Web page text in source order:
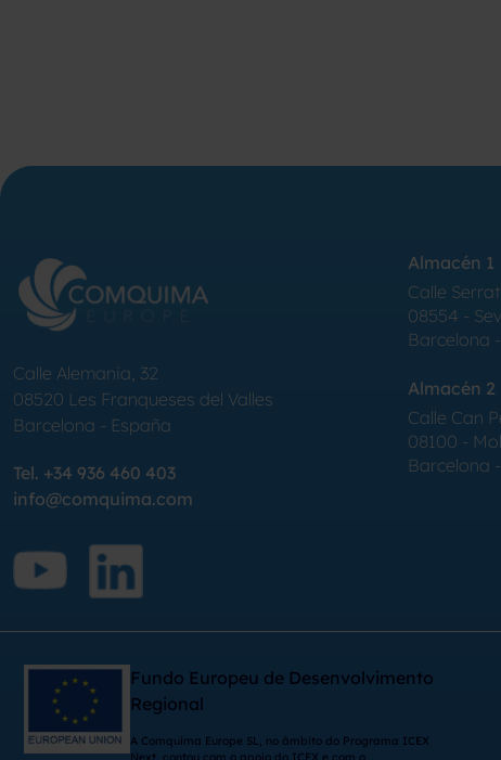
Calle Alemania, 32
08520 Les Franqueses del Valles
Barcelona - España
Tel. +34 936 460 403
info@comquima.com
Almacén 1
Calle
08554 -
Barcelona
Almacén 2
Calle Can
08100 -
Barcelona
Fundo Europeu de Desenvolvimento
Regional
A Comquima Europe SL, no âmbito do Programa ICEX